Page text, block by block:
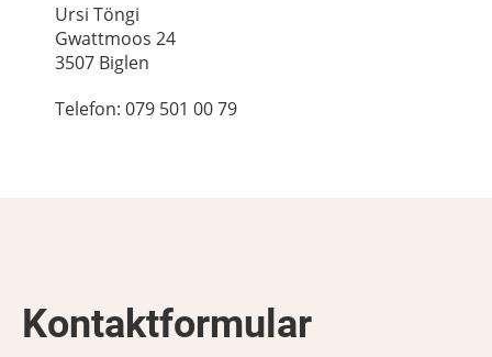
Ursi Töngi
Gwattmoos 24
3507 Biglen
Telefon: 079 501 00 79
Kontaktformular